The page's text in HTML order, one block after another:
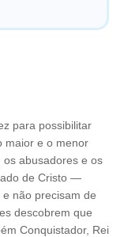
para possibilitar
maior e o menor
os abusadores e os
de Cristo —
não precisam de
descobrem que
Conquistador, Rei